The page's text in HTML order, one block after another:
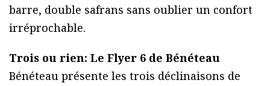
barre, double safrans sans oublier un confort
irréprochable.
Trois ou rien: Le Flyer 6 de Bénéteau
Bénéteau présente les trois déclinaisons de